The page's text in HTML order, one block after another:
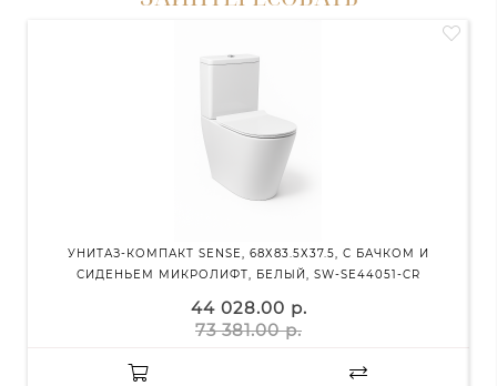
УНИТАЗ-КОМПАКТ SENSE, 68Х83.5Х37.5, С БАЧКОМ И
СИДЕНЬЕМ МИКРОЛИФТ, БЕЛЫЙ, SW-SE44051-CR
44 028.00 р.
73 381.00 р.